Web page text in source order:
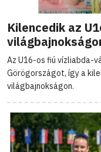
Kilencedik az
Az U16-os fiú vízliabda-
Görögországot, így a
világbajnokságon.